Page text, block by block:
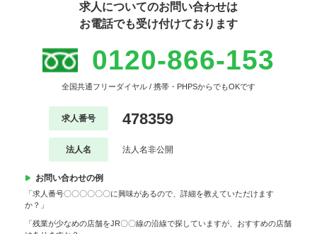
求人についてのお問い合わせは
お電話でも受け付けております
0120-866-153
全国共通フリーダイヤル / 携帯・PHPSからでもOKです
求人番号 478359
法人名 法人名非公開
お問い合わせの例
「求人番号〇〇〇〇〇〇に興味があるので、詳細を教えていただけます
か？」
「残業が少なめの店舗をJR〇〇線の沿線で探していますが、おすすめの店舗